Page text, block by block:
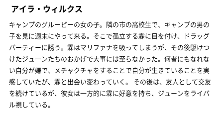
アイラ・ウィルクス
キャンプのグルーピーの女の子。隣の市の高校生で、キャンプの男の
子を見に週末にやって来る。そこで孤立する霖に目を付け、ドラッグ
パーティーに誘う。霖はマリファナを吸ってしまうが、その後駆けつ
けたジューンたちのおかげで大事には至らなかった。何者にもなれな
い自分が嫌で、メチャクチャをすることで自分が生きていることを実
感していたが、霖と出会い変わっていく。 その後は、友人として交友
を続けているが、彼女は一方的に霖に好意を持ち、ジューンをライバ
ル視している。